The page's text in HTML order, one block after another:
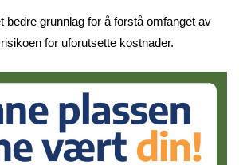
bedre grunnlag for å forstå omfanget av
for uforutsette kostnader.